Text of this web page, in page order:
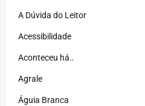
A Dúvida do Leitor
Acessibilidade
Aconteceu há..
Agrale
Águia Branca